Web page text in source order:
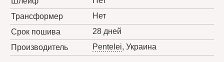
Трансформер
Нет
Срок пошива
28 дней
Производитель
Pentelei, Украина